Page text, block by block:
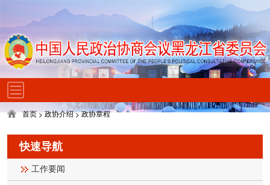
首页>政协介绍>政协章程
快速导航
工作要闻